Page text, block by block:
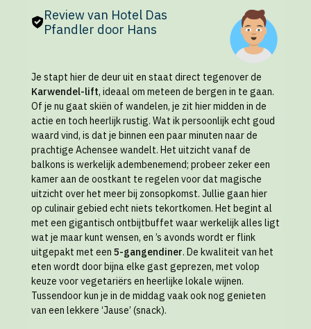
Review van Hotel Das
Pfandler door Hans
Je stapt hier de deur uit en staat direct tegenover de
Karwendel-lift, ideaal om meteen de bergen in te gaan.
Of je nu gaat skiën of wandelen, je zit hier midden in de
actie en toch heerlijk rustig. Wat ik persoonlijk echt goud
waard vind, is dat je binnen een paar minuten naar de
prachtige Achensee wandelt. Het uitzicht vanaf de
balkons is werkelijk adembenemend; probeer zeker een
kamer aan de oostkant te regelen voor dat magische
uitzicht over het meer bij zonsopkomst. Jullie gaan hier
op culinair gebied echt niets tekortkomen. Het begint al
met een gigantisch ontbijtbuffet waar werkelijk alles ligt
wat je maar kunt wensen, en ’s avonds wordt er flink
uitgepakt met een 5-gangendiner. De kwaliteit van het
eten wordt door bijna elke gast geprezen, met volop
keuze voor vegetariërs en heerlijke lokale wijnen.
Tussendoor kun je in de middag vaak ook nog genieten
van een lekkere ‘Jause’ (snack).